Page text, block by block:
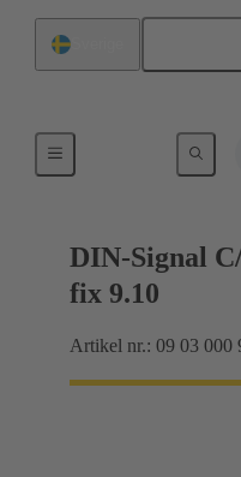
Förbindning
DIN-Signal
fix 9.10
Artikel nr.: 09 03 000